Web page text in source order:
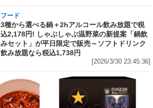
フード
3種から選べる鍋＋2hアルコール飲み放題で税
込2,178円! しゃぶしゃぶ温野菜の新提案「鍋飲
みセット」が平日限定で販売～ソフトドリンク
飲み放題なら税込1,738円
[2026/3/30 23:45:36]